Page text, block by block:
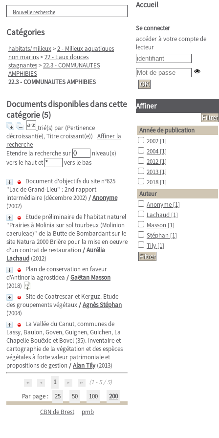
Nouvelle recherche
Catégories
habitats/milieux>2 - Milieux aquatiques
non marins>22 - Eaux douces
stagnantes>22.3 - COMMUNAUTES
AMPHIBIES
22.3 - COMMUNAUTES AMPHIBIES
Documents disponibles dans cette
catégorie (5)
trié(s) par (Pertinence
décroissant(e), Titre croissant(e)) Affiner la
recherche
Etendre la recherche sur
niveau(x)
vers le haut et
vers le bas
Document d'objectifs du site n°625
"Lac de Grand-Lieu" : 2nd rapport
intermédiaire (décembre 2002) /Anonyme
(2002)
Etude préliminaire de l'habitat naturel
"Prairies à Molinia sur sol tourbeux (Molinion
caeruleae)" de la Butte de Bombardant sur le
site Natura 2000 Brière pour la mise en oeuvre
d'un contrat de restauration /Aurélia
Lachaud (2012)
Plan de conservation en faveur
d’Antinoria agrostidea /Gaëtan Masson
(2018)
Site de Coatrescar et Kerguz. Etude
des groupements végétaux/Agnès Stéphan
(2004)
La Vallée du Canut, communes de
Lassy, Baulon, Goven, Guignen, Guichen, La
Chapelle Bouëxic et Bovel (35). Inventaire et
cartographie de la végétation et des espèces
végétales à forte valeur patrimoniale et
propositions de gestion /Alan Tily(2013)
1
(1 - 5 / 5)
Par page :
25 50 100
200
CBN de Brest
pmb
Accueil
Se connecter
accéder à votre compte de
lecteur
Affiner
Année de publication
2002 [1]
2004 [1]
2012 [1]
2013 [1]
2018 [1]
Auteur
Anonyme [1]
Lachaud [1]
Masson [1]
Stéphan [1]
Tily [1]